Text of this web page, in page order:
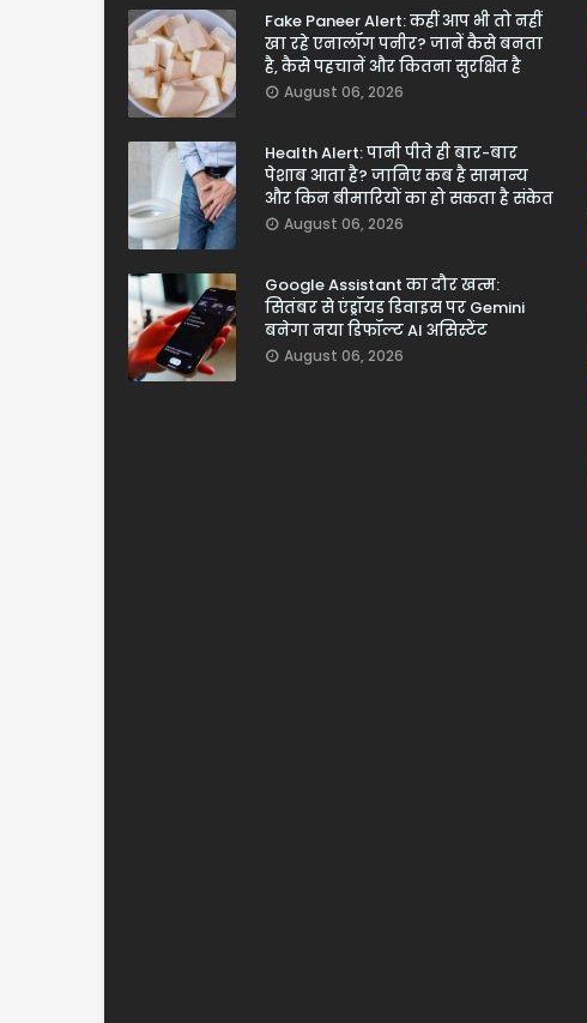
Fake Paneer Alert: कहीं आप भी तो नहीं
खा रहे एनालॉग पनीर? जानें कैसे बनता
है, कैसे पहचानें और कितना सुरक्षित है
August 06, 2026
Health Alert: पानी पीते ही बार-बार
पेशाब आता है? जानिए कब है सामान्य
और किन बीमारियों का हो सकता है संकेत
August 06, 2026
Google Assistant का दौर खत्म:
सितंबर से एंड्रॉयड डिवाइस पर Gemini
बनेगा नया डिफॉल्ट AI असिस्टेंट
August 06, 2026